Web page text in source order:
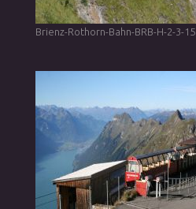
Brienz-Rothorn-Bahn-BRB-H-2-3-15